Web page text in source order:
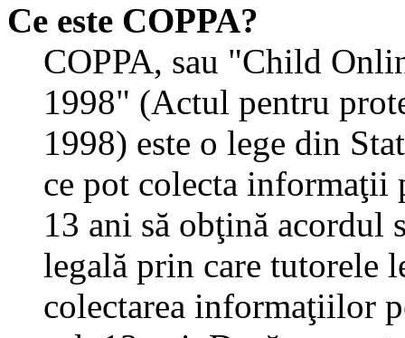
Ce este COPPA?
COPPA, sau "Child
1998" (Actul pentru
1998) este o lege din
ce pot colecta informaţii
13 ani să obţină acordul
legală prin care tutorele
colectarea informaţiilor